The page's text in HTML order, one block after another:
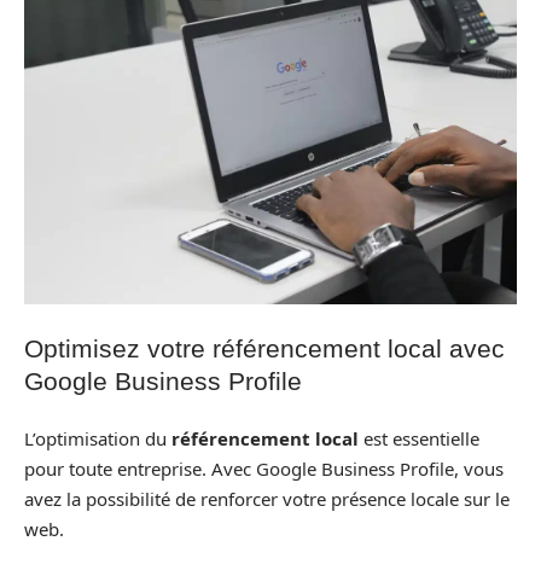
Optimisez votre référencement local avec
Google Business Profile
L’optimisation du référencement local est essentielle
pour toute entreprise. Avec Google Business Profile, vous
avez la possibilité de renforcer votre présence locale sur le
web.